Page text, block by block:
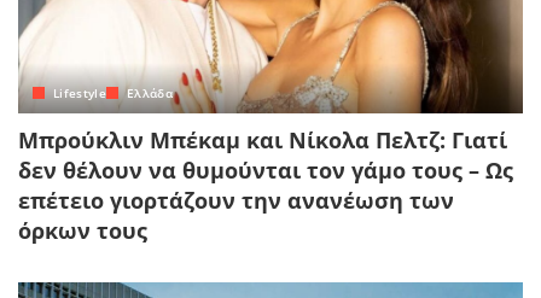
Lifestyle Ελλάδα
Μπρούκλιν Μπέκαμ και Νίκολα Πελτζ: Γιατί
δεν θέλουν να θυμούνται τον γάμο τους – Ως
επέτειο γιορτάζουν την ανανέωση των
όρκων τους